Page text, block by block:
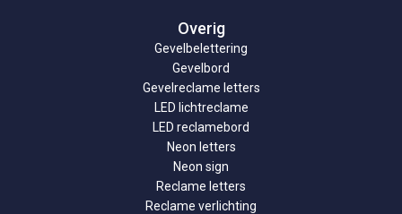
Overig
Gevelbelettering
Gevelbord
Gevelreclame letters
LED lichtreclame
LED reclamebord
Neon letters
Neon sign
Reclame letters
Reclame verlichting